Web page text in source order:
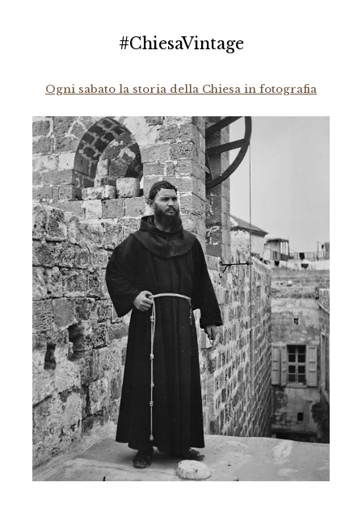
#ChiesaVintage
Ogni sabato la storia della Chiesa in fotografia